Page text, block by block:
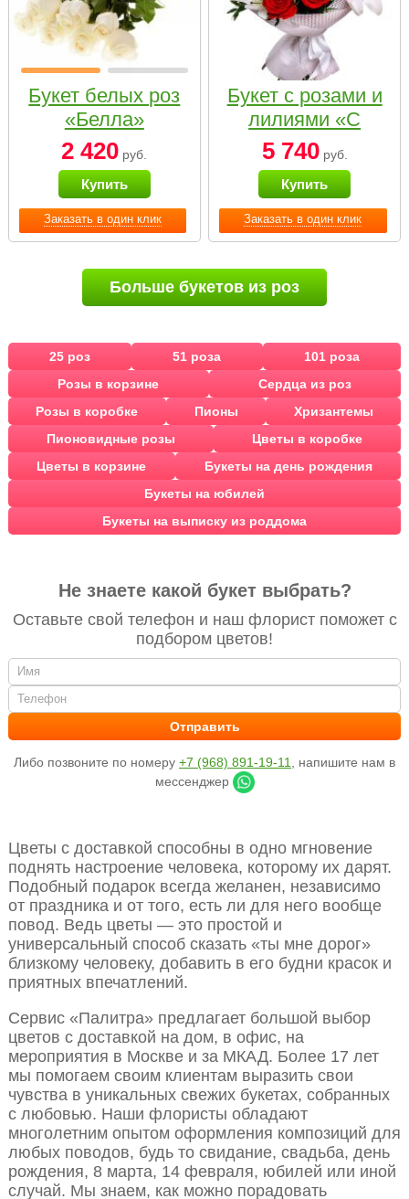
Заказать в один клик
Букет белых роз
«Белла»
2 420 руб.
Купить
Заказать в один клик
Букет с розами и
лилиями «С
наилучшими
пожеланиями»
5 740руб.
Купить
Больше букетов из роз
25 роз 51 роза
101 роза
Розы в корзине
Сердца из роз
Розы в коробке
Пионы
Хризантемы
Пионовидные розы
Цветы в коробке
Цветы в корзине
Букеты на день рождения
Букеты на юбилей
Букеты на выписку из роддома
Не знаете какой букет выбрать?
Оставьте свой телефон и наш флорист поможет с
подбором цветов!
Либо позвоните по номеру +7 (968) 891-19-11
, напишите нам в
мессенджер
Цветы с доставкой способны в одно мгновение
поднять настроение человека, которому их дарят.
Подобный подарок всегда желанен, независимо
от праздника и от того, есть ли для него вообще
повод. Ведь цветы — это простой и
универсальный способ сказать «ты мне дорог»
близкому человеку, добавить в его будни красок и
приятных впечатлений.
Сервис «Палитра» предлагает большой выбор
цветов с доставкой на дом, в офис, на
мероприятия в Москве и за МКАД. Более 17 лет
мы помогаем своим клиентам выразить свои
чувства в уникальных свежих букетах, собранных
с любовью. Наши флористы обладают
многолетним опытом оформления композиций для
любых поводов, будь то свидание, свадьба, день
рождения, 8 марта, 14 февраля, юбилей или иной
случай. Мы знаем, как можно порадовать